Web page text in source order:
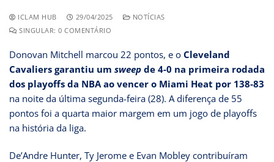
ICLAM HUB 29/04/2025
NOTÍCIAS
SINGULAR: 0 COMENTÁRIO
Donovan Mitchell marcou 22 pontos, e o Cleveland
Cavaliers garantiu um sweep de 4-0 na primeira rodada
dos playoffs da NBA ao vencer o Miami Heat por 138-83
na noite da última segunda-feira (28). A diferença de 55
pontos foi a quarta maior margem em um jogo de playoffs
na história da liga.
De’Andre Hunter, Ty Jerome e Evan Mobley contribuíram